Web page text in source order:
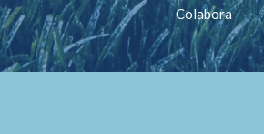
Colabora